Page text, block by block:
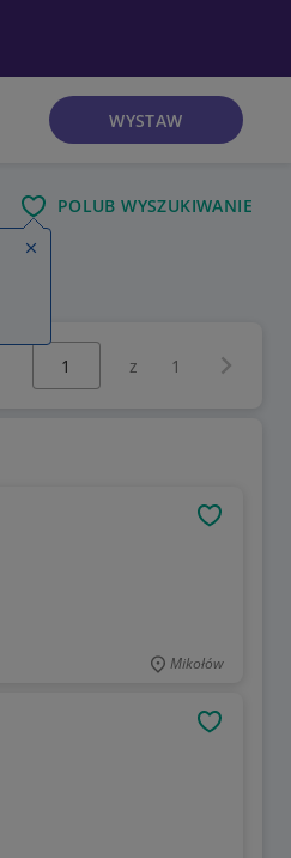
WYSTAW
POLUB WYSZUKIWANIE
Wybierz stronę:
z 1
Mikołów
Zamknij wskazówkę